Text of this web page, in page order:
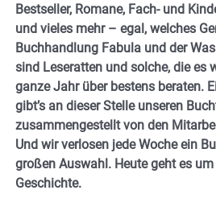
Bestseller, Romane, Fach- und
und vieles mehr – egal, welches
Buchhandlung Fabula und der
sind Leseratten und solche, die es
ganze Jahr über bestens beraten.
gibt’s an dieser Stelle unseren
zusammengestellt von den
Und wir verlosen jede Woche ein
großen Auswahl. Heute geht es
Geschichte.